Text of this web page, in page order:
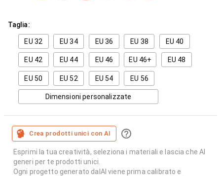
Taglia:
EU 32 EU 34 EU 36 EU 38 EU 40
EU 42 EU 44 EU 46 EU 46+ EU 48
EU 50 EU 52 EU 54 EU 56
Dimensioni personalizzate
Crea prodotti unici con AI
Esprimi la tua creatività, seleziona i materiali e lascia che AI
generi per te prodotti unici.
Ogni progetto generato dalAI viene prima calibrato e